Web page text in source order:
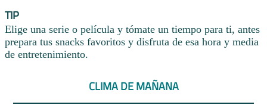
TIP
Elige una serie o película y tómate un tiempo para ti, antes
prepara tus snacks favoritos y disfruta de esa hora y media
de entretenimiento.
CLIMA DE MAÑANA